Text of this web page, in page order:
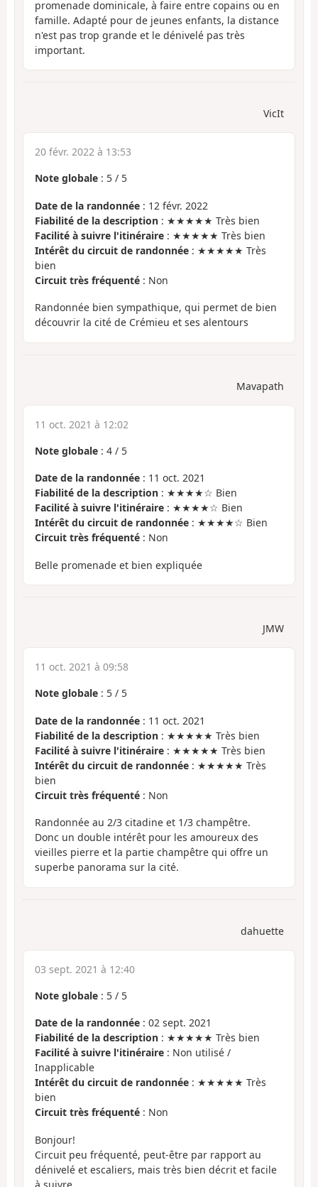
promenade dominicale, à faire entre copains ou en
famille. Adapté pour de jeunes enfants, la distance
n'est pas trop grande et le dénivelé pas très
important.
VicIt
20 févr. 2022 à 13:53
Note globale : 5 / 5
Date de la randonnée : 12 févr. 2022
Fiabilité de la description : ★★★★★ Très bien
Facilité à suivre l'itinéraire : ★★★★★ Très bien
Intérêt du circuit de randonnée : ★★★★★ Très
bien
Circuit très fréquenté : Non
Randonnée bien sympathique, qui permet de bien
découvrir la cité de Crémieu et ses alentours
Mavapath
11 oct. 2021 à 12:02
Note globale : 4 / 5
Date de la randonnée : 11 oct. 2021
Fiabilité de la description : ★★★★☆ Bien
Facilité à suivre l'itinéraire : ★★★★☆ Bien
Intérêt du circuit de randonnée : ★★★★☆ Bien
Circuit très fréquenté : Non
Belle promenade et bien expliquée
JMW
11 oct. 2021 à 09:58
Note globale : 5 / 5
Date de la randonnée : 11 oct. 2021
Fiabilité de la description : ★★★★★ Très bien
Facilité à suivre l'itinéraire : ★★★★★ Très bien
Intérêt du circuit de randonnée : ★★★★★ Très
bien
Circuit très fréquenté : Non
Randonnée au 2/3 citadine et 1/3 champêtre.
Donc un double intérêt pour les amoureux des
vieilles pierre et la partie champêtre qui offre un
superbe panorama sur la cité.
dahuette
03 sept. 2021 à 12:40
Note globale : 5 / 5
Date de la randonnée : 02 sept. 2021
Fiabilité de la description : ★★★★★ Très bien
Facilité à suivre l'itinéraire : Non utilisé /
Inapplicable
Intérêt du circuit de randonnée : ★★★★★ Très
bien
Circuit très fréquenté : Non
Bonjour!
Circuit peu fréquenté, peut-être par rapport au
dénivelé et escaliers, mais très bien décrit et facile